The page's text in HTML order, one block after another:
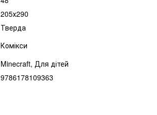
205х290
Тверда
Комікси
Minecraft, Для дітей
9786178109363